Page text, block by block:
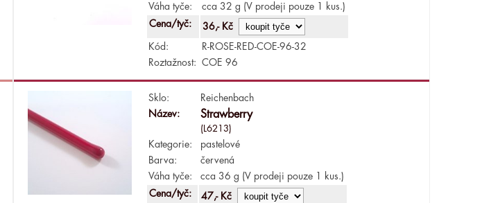
Váha tyče:
cca 32 g (V prodeji pouze 1 kus.)
Cena/tyč:
36,- Kč
Kód:
R-ROSE-RED-COE-96-32
Roztažnost:
COE 96
Sklo:
Reichenbach
Název:
Strawberry
(L6213)
Kategorie:
pastelové
Barva:
červená
Váha tyče:
cca 36 g (V prodeji pouze 1 kus.)
Cena/tyč:
47,- Kč